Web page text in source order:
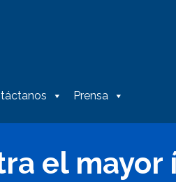
Prensa
el mayor